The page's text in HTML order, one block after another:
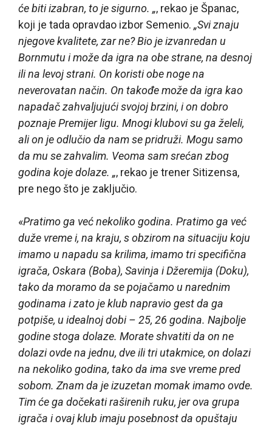
će biti izabran, to je sigurno. „, rekao je Španac,
koji je tada opravdao izbor Semenio. „Svi znaju
njegove kvalitete, zar ne? Bio je izvanredan u
Bornmutu i može da igra na obe strane, na desnoj
ili na levoj strani. On koristi obe noge na
neverovatan način. On takođe može da igra kao
napadač zahvaljujući svojoj brzini, i on dobro
poznaje Premijer ligu. Mnogi klubovi su ga želeli,
ali on je odlučio da nam se pridruži. Mogu samo
da mu se zahvalim. Veoma sam srećan zbog
godina koje dolaze. „, rekao je trener Sitizensa,
pre nego što je zaključio.
«Pratimo ga već nekoliko godina. Pratimo ga već
duže vreme i, na kraju, s obzirom na situaciju koju
imamo u napadu sa krilima, imamo tri specifična
igrača, Oskara (Boba), Savinja i Džeremija (Doku),
tako da moramo da se pojačamo u narednim
godinama i zato je klub napravio gest da ga
potpiše, u idealnoj dobi – 25, 26 godina. Najbolje
godine stoga dolaze. Morate shvatiti da on ne
dolazi ovde na jednu, dve ili tri utakmice, on dolazi
na nekoliko godina, tako da ima sve vreme pred
sobom. Znam da je izuzetan momak imamo ovde.
Tim će ga dočekati raširenih ruku, jer ova grupa
igrača i ovaj klub imaju posebnost da opuštaju